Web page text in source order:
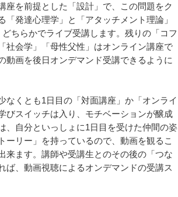
座を前提とした「設計」で、この問題をク
発達心理学」と「アタッチメント理論」
ちらかでライブ受講します。残りの「コフ
社会学」「母性父性」はオンライン講座で
動画を後日オンデマンド受講できるように
なくとも1日目の「対面講座」か「オンライ
びスイッチは入り、モチベーションが醸成
、自分といっしょに1日目を受けた仲間の姿
ーリー」を持っているので、動画を観るこ
来ます。講師や受講生とのその後の「つな
ば、動画視聴によるオンデマンドの受講ス